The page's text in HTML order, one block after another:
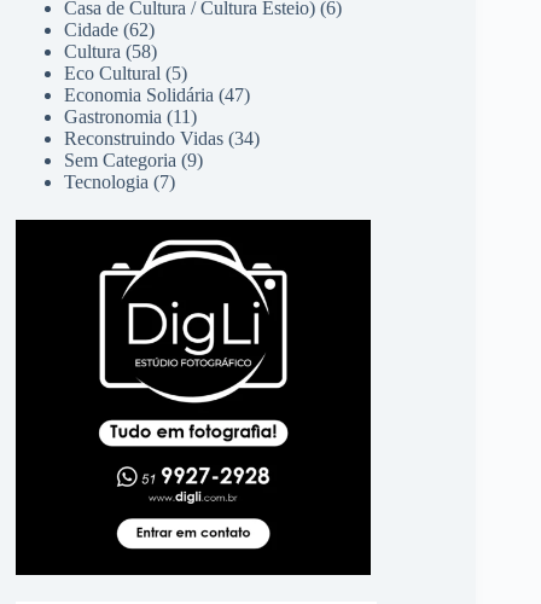
Casa de Cultura / Cultura Esteio) (6)
Cidade (62)
Cultura (58)
Eco Cultural (5)
Economia Solidária (47)
Gastronomia (11)
Reconstruindo Vidas (34)
Sem Categoria (9)
Tecnologia (7)